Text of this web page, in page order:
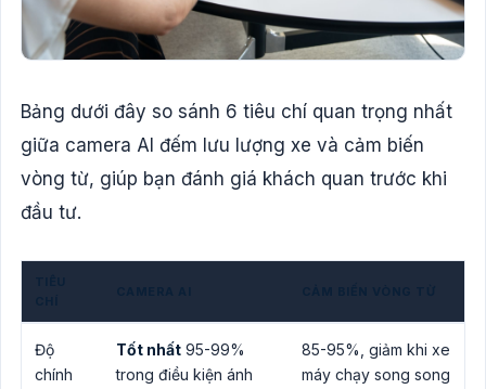
Bảng dưới đây so sánh 6 tiêu chí quan trọng nhất
giữa camera AI đếm lưu lượng xe và cảm biến
vòng từ, giúp bạn đánh giá khách quan trước khi
đầu tư.
Độ
chính
Tốt nhất 95-99%
trong điều kiện ánh
85-95%, giảm khi xe
máy chạy song song